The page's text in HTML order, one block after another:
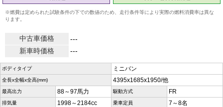
※燃費は定められた試験条件の下での数値のため、走行条件等により実際の燃料消費率は異な
ります。
中古車価格
---
新車時価格
---
ボディタイプ ミニバン
全長x全幅x全高(mm) 4395x1685x1950/他
最高出力 88～97馬力 駆動方式 FR
排気量 1998～2184cc 乗車定員 7～8名